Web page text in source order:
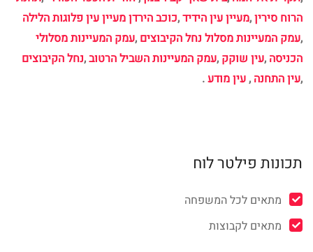
הרוח סירין,מעיין עין הידיד,כוכב הירדן מעיין עין פלוגות הלילה
,עמק המעיינות מסלול נחל הקיבוצים ,עמק המעיינות מסלולי
הכניסה ,עין שוקק ,עמק המעיינות השביל הרטוב,נחל הקיבוצים
,עין התחנה ,עין מודע.
תכונות פילטר לוח
מתאים לכל המשפחה
מתאים לקבוצות